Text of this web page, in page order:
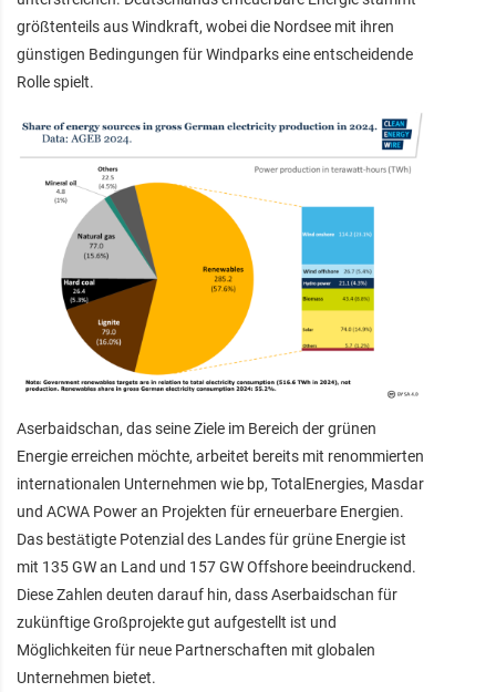
größtenteils aus Windkraft, wobei die Nordsee mit ihren
günstigen Bedingungen für Windparks eine entscheidende
Rolle spielt.
Aserbaidschan, das seine Ziele im Bereich der grünen
Energie erreichen möchte, arbeitet bereits mit renommierten
internationalen Unternehmen wie bp, TotalEnergies, Masdar
und ACWA Power an Projekten für erneuerbare Energien.
Das bestätigte Potenzial des Landes für grüne Energie ist
mit 135 GW an Land und 157 GW Offshore beeindruckend.
Diese Zahlen deuten darauf hin, dass Aserbaidschan für
zukünftige Großprojekte gut aufgestellt ist und
Möglichkeiten für neue Partnerschaften mit globalen
Unternehmen bietet.